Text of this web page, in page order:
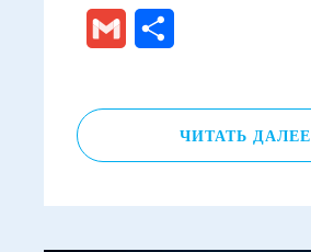
Gmail
ЧИТАТЬ ДАЛЕЕ